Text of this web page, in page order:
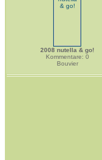
2008 nutella & go!
Kommentare: 0
Bouvier